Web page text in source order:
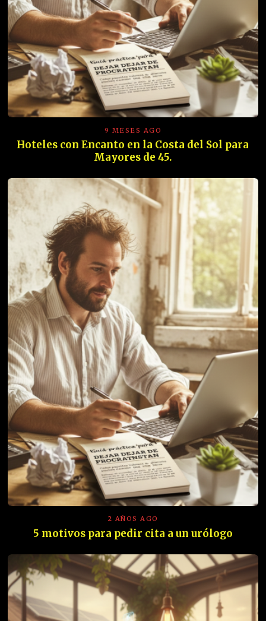
9 MESES AGO
Hoteles con Encanto en la Costa del Sol para
Mayores de 45.
2 AÑOS AGO
5 motivos para pedir cita a un urólogo